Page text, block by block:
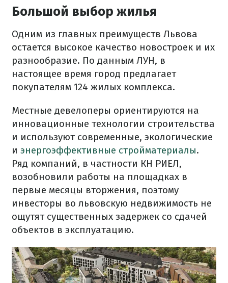
Большой выбор жилья
Одним из главных преимуществ Львова
остается высокое качество новостроек и их
разнообразие. По данным ЛУН, в
настоящее время город предлагает
покупателям 124 жилых комплекса.
Местные девелоперы ориентируются на
инновационные технологии строительства
и используют современные, экологические
и энергоэффективные стройматериалы.
Ряд компаний, в частности КН РИЕЛ,
возобновили работы на площадках в
первые месяцы вторжения, поэтому
инвесторы во львовскую недвижимость не
ощутят существенных задержек со сдачей
объектов в эксплуатацию.